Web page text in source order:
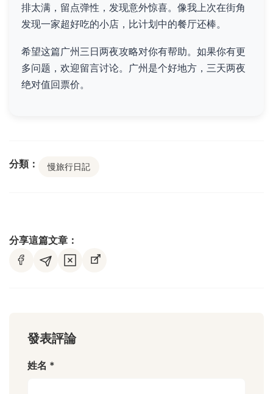
排太满，留点弹性，发现意外惊喜。像我上次在街角
发现一家超好吃的小店，比计划中的餐厅还棒。
希望这篇广州三日两夜攻略对你有帮助。如果你有更
多问题，欢迎留言讨论。广州是个好地方，三天两夜
绝对值回票价。
分類： 慢旅行日記
分享這篇文章：
發表評論
姓名 *